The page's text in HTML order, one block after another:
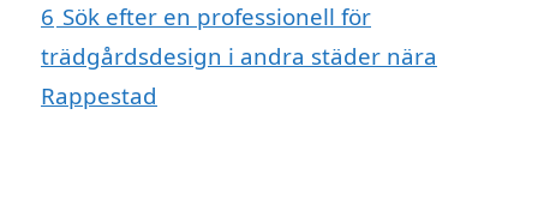
6 Sök efter en professionell för
trädgårdsdesign i andra städer nära
Rappestad